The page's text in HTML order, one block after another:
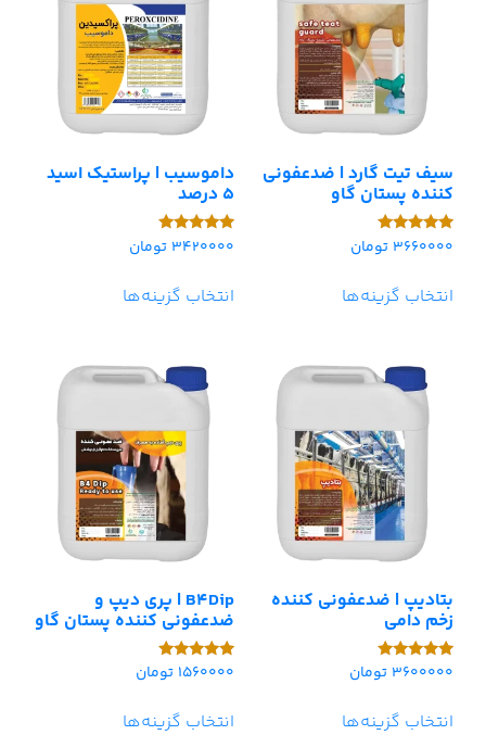
سیف تیت گارد | ضدعفونی
کننده پستان گاو
امتیاز
3660000 تومان
انتخاب گزینه‌ها
داموسیب | پراستیک اسید
5 درصد
امتیاز
3420000 تومان
انتخاب گزینه‌ها
بتادیپ | ضدعفونی کننده
زخم دامی
امتیاز
3600000 تومان
انتخاب گزینه‌ها
B4Dip | پری دیپ و
ضدعفونی کننده پستان گاو
امتیاز
1560000 تومان
انتخاب گزینه‌ها